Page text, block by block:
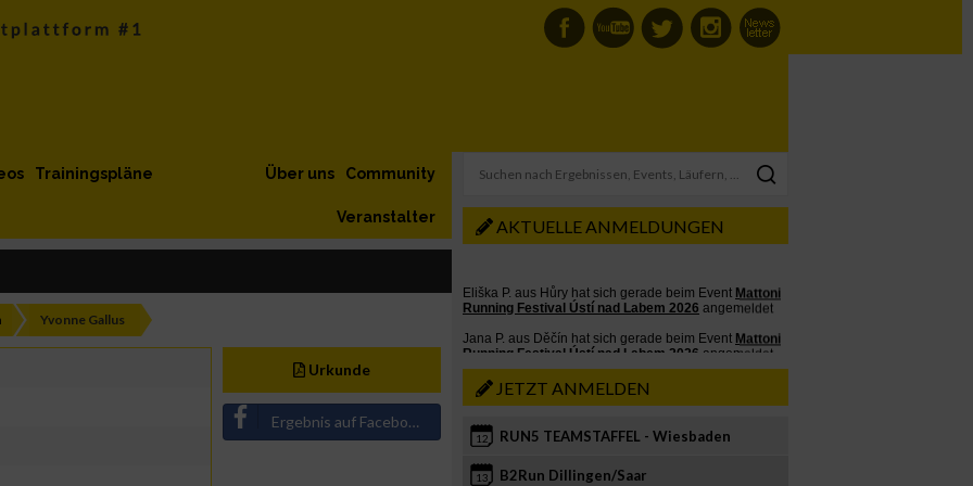
Trainingspläne Community
Über uns
Veranstalter
Yvonne Gallus
Urkunde
Ergebnis auf Facebook teilen
AKTUELLE ANMELDUNGEN
JETZT ANMELDEN
12 RUN5 TEAMSTAFFEL - Wiesbaden
13 B2Run Dillingen/Saar